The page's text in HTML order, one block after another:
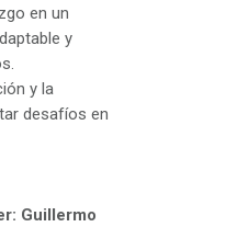
en un
y
y la
desafíos en
Guillermo